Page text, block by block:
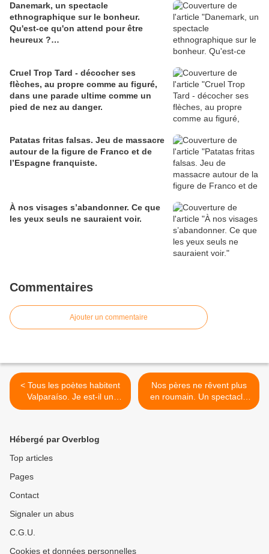
Danemark, un spectacle
ethnographique sur le bonheur.
Qu'est-ce qu'on attend pour être
heureux ?…
Cruel Trop Tard - décocher ses
flèches, au propre comme au figuré,
dans une parade ultime comme un
pied de nez au danger.
Patatas fritas falsas. Jeu de massacre
autour de la figure de Franco et de
l’Espagne franquiste.
À nos visages s’abandonner. Ce que
les yeux seuls ne sauraient voir.
Commentaires
Ajouter un commentaire
< Tous les poètes habitent
Valparaíso. Je est-il un
autre ?
Nos pères ne rêvent plus
en roumain. Un spectacle
plein de fraîcheur sur l’exil
Hébergé par Overblog
Top articles
Pages
Contact
Signaler un abus
C.G.U.
Cookies et données personnelles